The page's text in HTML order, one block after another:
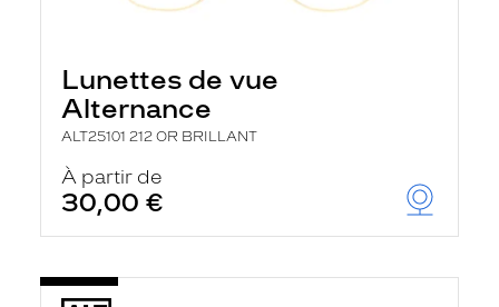
Lunettes de vue
Alternance
ALT25101 212 OR BRILLANT
À partir de
30,00 €